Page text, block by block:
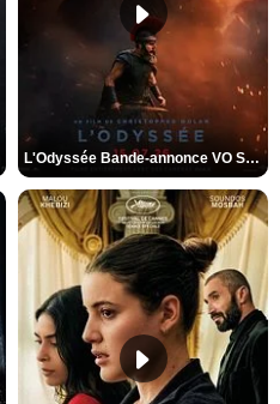
L'Odyssée Bande-annonce VO STFR